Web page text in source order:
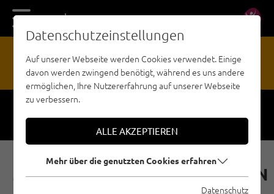
DE EN
GEFAHRENMELDESTELLE
MEHRSEILLÄNGENROUTEN
Datenschutzeinstellungen
Auf unserer Webseite werden Cookies verwendet. Einige
davon werden zwingend benötigt, während es uns andere
ermöglichen, Ihre Nutzererfahrung auf unserer Webseite
zu verbessern.
ALLE AKZEPTIEREN
Mehr über die genutzten Cookies erfahren
Datenschutz